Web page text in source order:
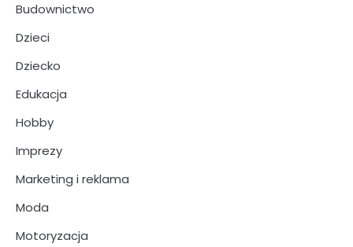
Budownictwo
Dzieci
Dziecko
Edukacja
Hobby
Imprezy
Marketing i reklama
Moda
Motoryzacja